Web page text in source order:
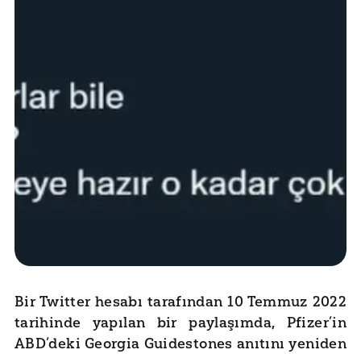
Bir Twitter hesabı tarafından 10 Temmuz 2022
tarihinde yapılan bir paylaşımda, Pfizer’in
ABD’deki Georgia Guidestones anıtını yeniden